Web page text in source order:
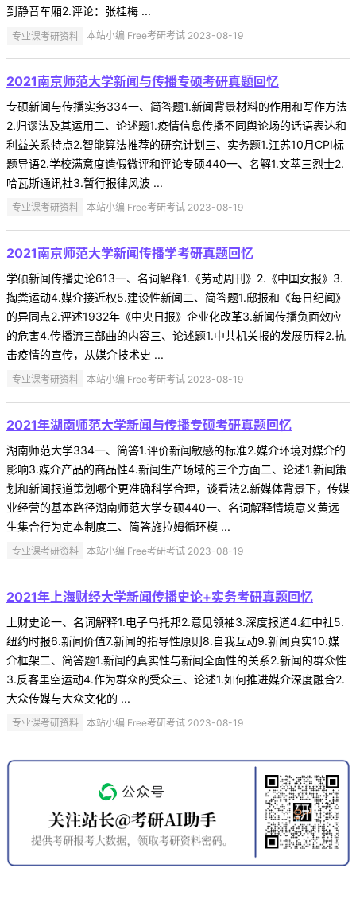
到静音车厢2.评论：张桂梅 ...
专业课考研资料 本站小编 Free考研考试 2023-08-19
2021南京师范大学新闻与传播专硕考研真题回忆
专硕新闻与传播实务334一、简答题1.新闻背景材料的作用和写作方法
2.归谬法及其运用二、论述题1.疫情信息传播不同舆论场的话语表达和
利益关系特点2.智能算法推荐的研究计划三、实务题1.江苏10月CPI标
题导语2.学校满意度造假微评和评论专硕440一、名解1.文萃三烈士2.
哈瓦斯通讯社3.暂行报律风波 ...
专业课考研资料 本站小编 Free考研考试 2023-08-19
2021南京师范大学新闻传播学考研真题回忆
学硕新闻传播史论613一、名词解释1.《劳动周刊》2.《中国女报》3.
掏粪运动4.媒介接近权5.建设性新闻二、简答题1.邸报和《每日纪闻》
的异同点2.评述1932年《中央日报》企业化改革3.新闻传播负面效应
的危害4.传播流三部曲的内容三、论述题1.中共机关报的发展历程2.抗
击疫情的宣传，从媒介技术史 ...
专业课考研资料 本站小编 Free考研考试 2023-08-19
2021年湖南师范大学新闻与传播专硕考研真题回忆
湖南师范大学334一、简答1.评价新闻敏感的标准2.媒介环境对媒介的
影响3.媒介产品的商品性4.新闻生产场域的三个方面二、论述1.新闻策
划和新闻报道策划哪个更准确科学合理，谈看法2.新媒体背景下，传媒
业经营的基本路径湖南师范大学专硕440一、名词解释情境意义黄远
生集合行为定本制度二、简答施拉姆循环模 ...
专业课考研资料 本站小编 Free考研考试 2023-08-19
2021年上海财经大学新闻传播史论+实务考研真题回忆
上财史论一、名词解释1.电子乌托邦2.意见领袖3.深度报道4.红中社5.
纽约时报6.新闻价值7.新闻的指导性原则8.自我互动9.新闻真实10.媒
介框架二、简答题1.新闻的真实性与新闻全面性的关系2.新闻的群众性
3.反客里空运动4.作为群众的受众三、论述1.如何推进媒介深度融合2.
大众传媒与大众文化的 ...
专业课考研资料 本站小编 Free考研考试 2023-08-19